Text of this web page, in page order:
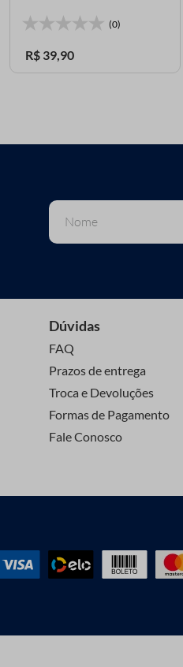
(0)
R$ 39,90
Dúvidas
FAQ
Prazos de entrega
Troca e Devoluções
Formas de Pagamento
Fale Conosco